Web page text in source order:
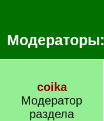
Модераторы:
coika
Модератор
раздела